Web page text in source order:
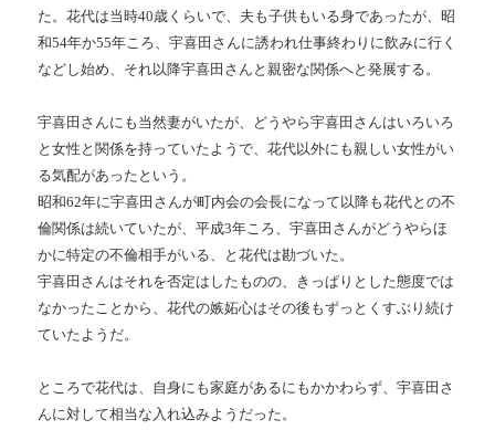
た。花代は当時40歳くらいで、夫も子供もいる身であったが、昭
和54年か55年ころ、宇喜田さんに誘われ仕事終わりに飲みに行く
などし始め、それ以降宇喜田さんと親密な関係へと発展する。
宇喜田さんにも当然妻がいたが、どうやら宇喜田さんはいろいろ
と女性と関係を持っていたようで、花代以外にも親しい女性がい
る気配があったという。
昭和62年に宇喜田さんが町内会の会長になって以降も花代との不
倫関係は続いていたが、平成3年ころ、宇喜田さんがどうやらほ
かに特定の不倫相手がいる、と花代は勘づいた。
宇喜田さんはそれを否定はしたものの、きっぱりとした態度では
なかったことから、花代の嫉妬心はその後もずっとくすぶり続け
ていたようだ。
ところで花代は、自身にも家庭があるにもかかわらず、宇喜田さ
んに対して相当な入れ込みようだった。